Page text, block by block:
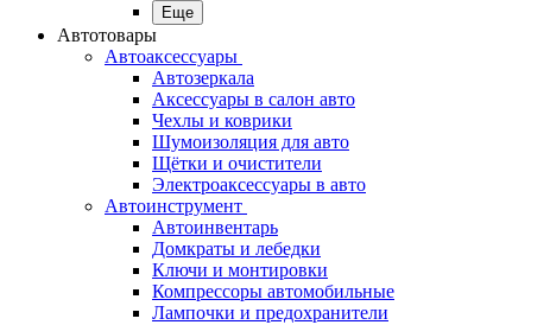
Еще
Автотовары
Автоаксессуары
Автозеркала
Аксессуары в салон авто
Чехлы и коврики
Шумоизоляция для авто
Щётки и очистители
Электроаксессуары в авто
Автоинструмент
Автоинвентарь
Домкраты и лебедки
Ключи и монтировки
Компрессоры автомобильные
Лампочки и предохранители